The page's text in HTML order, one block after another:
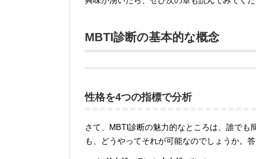
MBTI診断の基本的な概念
性格を4つの指標で分析
さて、MBTI診断の魅力的なところは、誰で
も、どうやってそれが可能なのでしょうか。